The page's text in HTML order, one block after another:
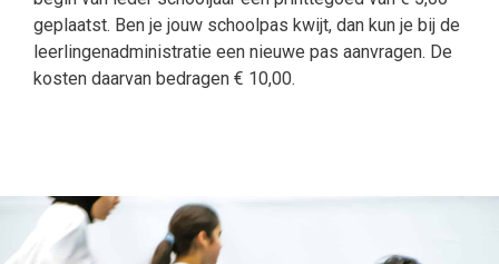
geplaatst. Ben je jouw schoolpas kwijt, dan kun je bij de
leerlingenadministratie een nieuwe pas aanvragen. De
kosten daarvan bedragen € 10,00.